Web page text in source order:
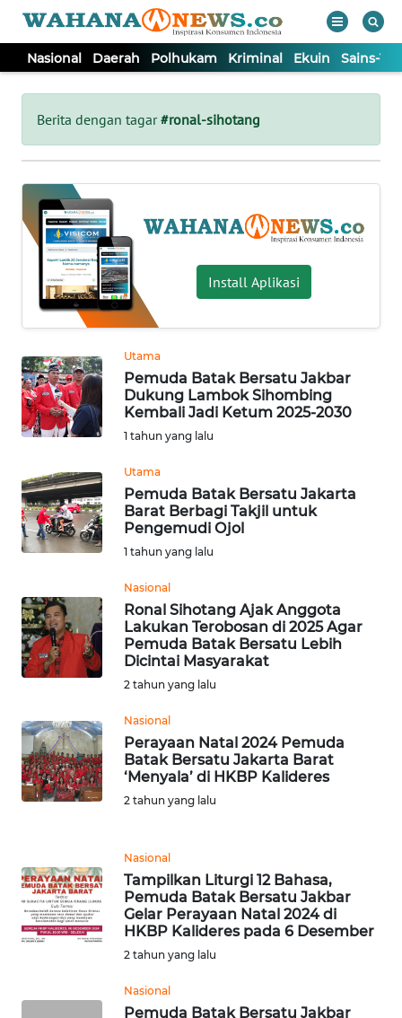
Nasional Daerah Polhukam Kriminal Ekuin Sains-
Berita dengan tagar#ronal-sihotang
Install Aplikasi
Utama
Pemuda Batak Bersatu Jakbar
Dukung Lambok Sihombing
Kembali Jadi Ketum 2025-2030
1 tahun yang lalu
Utama
Pemuda Batak Bersatu Jakarta
Barat Berbagi Takjil untuk
Pengemudi Ojol
1 tahun yang lalu
Nasional
Ronal Sihotang Ajak Anggota
Lakukan Terobosan di 2025 Agar
Pemuda Batak Bersatu Lebih
Dicintai Masyarakat
2 tahun yang lalu
Nasional
Perayaan Natal 2024 Pemuda
Batak Bersatu Jakarta Barat
‘Menyala’ di HKBP Kalideres
2 tahun yang lalu
Nasional
Tampilkan Liturgi 12 Bahasa,
Pemuda Batak Bersatu Jakbar
Gelar Perayaan Natal 2024 di
HKBP Kalideres pada 6 Desember
2 tahun yang lalu
Nasional
Pemuda Batak Bersatu Jakbar
Tutup
NASIONAL
DAERAH
POLHUKAM
KRIMINAL
EKUIN
SAINS-TEKNO
INTERNASIONAL
PENDIDIKAN
OLAHRAGA
EDITORIAL
BERITA
KONTAK
KAMI
IKLAN